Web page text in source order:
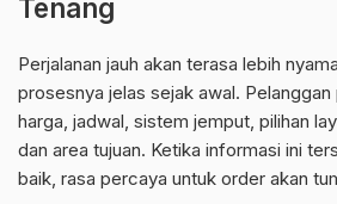
Tenang
Perjalanan jauh akan terasa lebih
prosesnya jelas sejak awal.
harga, jadwal, sistem jemput, pilihan
dan area tujuan. Ketika informasi ini
baik, rasa percaya untuk order akan